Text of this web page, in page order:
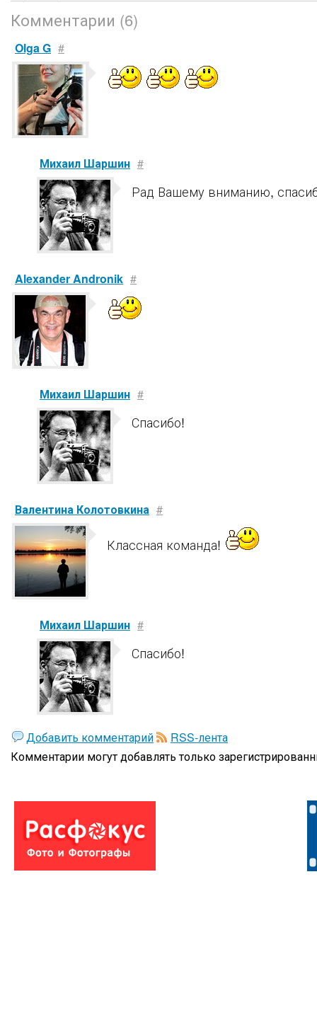
Комментарии (6)
Olga G #
Михаил Шаршин #
Рад Вашему вниманию,
Alexander Andronik #
Михаил Шаршин #
Спасибо!
Валентина Колотовкина #
Классная команда!
Михаил Шаршин #
Спасибо!
Добавить комментарий
RSS-лента
Комментарии могут добавлять только